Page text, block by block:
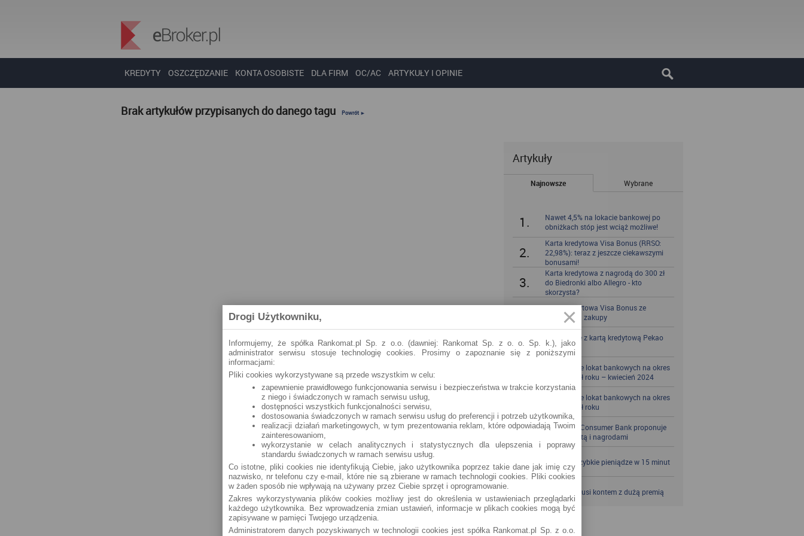
KREDYTY OSZCZĘDZANIE KONTA OSOBISTE DLA FIRM OC/AC ARTYKUŁY I OPINIE
Brak artykułów przypisanych do danego tagu Powrót ►
Artykuły
Najnowsze Wybrane
1.
Nawet 4,5% na lokacie bankowej po
obniżkach stóp jest wciąż możliwe!
2.
Karta kredytowa Visa Bonus (RRSO:
22,98%): teraz z jeszcze ciekawszymi
bonusami!
3.
Karta kredytowa z nagrodą do 300 zł
do Biedronki albo Allegro - kto
skorzysta?
Karta kredytowa Visa Bonus ze
zwrotem za zakupy
5.
Zbieraj mile z kartą kredytową Pekao
S.A.
Porównanie lokat bankowych na okres
powyżej pół roku – kwiecień 2024
Porównanie lokat bankowych na okres
powyżej pół roku
8.
Santander Consumer Bank proponuje
jesień z kartą i nagrodami
9. SKOK po szybkie pieniądze w 15 minut
10. VeloBank kusi kontem z dużą premią
Drogi Użytkowniku,
Informujemy, że spółka Rankomat.pl Sp. z o.o. (dawniej: Rankomat Sp. z o. o. Sp. k.), jako
administrator serwisu stosuje technologię cookies. Prosimy o zapoznanie się z poniższymi
informacjami:
Pliki cookies wykorzystywane są przede wszystkim w celu:
zapewnienie prawidłowego funkcjonowania serwisu i bezpieczeństwa w trakcie korzystania
z niego i świadczonych w ramach serwisu usług,
dostępności wszystkich funkcjonalności serwisu,
dostosowania świadczonych w ramach serwisu usług do preferencji i potrzeb użytkownika,
realizacji działań marketingowych, w tym prezentowania reklam, które odpowiadają Twoim
zainteresowaniom,
wykorzystanie w celach analitycznych i statystycznych dla ulepszenia i poprawy
standardu świadczonych w ramach serwisu usług.
Co istotne, pliki cookies nie identyfikują Ciebie, jako użytkownika poprzez takie dane jak imię czy
nazwisko, nr telefonu czy e-mail, które nie są zbierane w ramach technologii cookies. Pliki cookies
w żaden sposób nie wpływają na używany przez Ciebie sprzęt i oprogramowanie.
Zakres wykorzystywania plików cookies możliwy jest do określenia w ustawieniach przeglądarki
każdego użytkownika. Bez wprowadzenia zmian ustawień, informacje w plikach cookies mogą być
zapisywane w pamięci Twojego urządzenia.
Administratorem danych pozyskiwanych w technologii cookies jest spółka Rankomat.pl Sp. z o.o.